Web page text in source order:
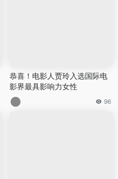
恭喜！电影人贾玲入选国际电
影界最具影响力女性
96